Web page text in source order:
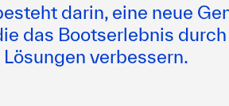
darin, eine neue
das Bootserlebnis
verbessern.